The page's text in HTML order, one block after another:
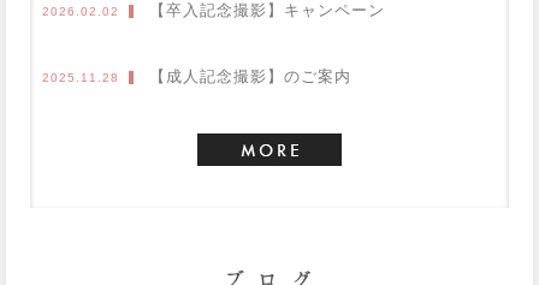
2026.02.02 【卒入記念撮影】キャンペーン
2025.11.28 【成人記念撮影】のご案内